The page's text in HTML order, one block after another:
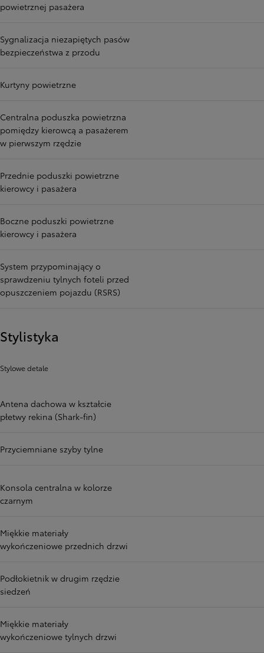
powietrznej pasażera
Sygnalizacja niezapiętych pasów
bezpieczeństwa z przodu
Kurtyny powietrzne
Centralna poduszka powietrzna
pomiędzy kierowcą a pasażerem
w pierwszym rzędzie
Przednie poduszki powietrzne
kierowcy i pasażera
Boczne poduszki powietrzne
kierowcy i pasażera
System przypominający o
sprawdzeniu tylnych foteli przed
opuszczeniem pojazdu (RSRS)
Stylistyka
Stylowe detale
Antena dachowa w kształcie
płetwy rekina (Shark-fin)
Przyciemniane szyby tylne
Konsola centralna w kolorze
czarnym
Miękkie materiały
wykończeniowe przednich drzwi
Podłokietnik w drugim rzędzie
siedzeń
Miękkie materiały
wykończeniowe tylnych drzwi